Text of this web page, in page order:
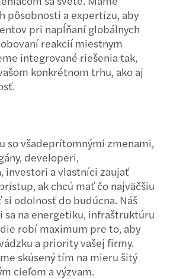
pôsobnosti a expertízu, aby
pri napĺňaní globálnych
reakcií miestnym
integrované riešenia tak,
konkrétnom trhu, ako aj
so všadeprítomnými zmenami,
developeri,
investori a vlastníci zaujať
ak chcú mať čo najväčšiu
odolnosť do budúcna. Náš
na energetiku, infraštruktúru
robí maximum pre to, aby
a priority vašej firmy.
skúsený tím na mieru šitý
cieľom a výzvam.